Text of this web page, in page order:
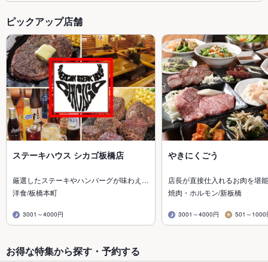
ピックアップ店舗
ステーキハウス シカゴ板橋店
厳選したステーキやハンバーグが味わえ…
洋食/板橋本町
3001～4000円
やきにくごう
店長が直接仕入れるお肉を堪
焼肉・ホルモン/新板橋
3001～4000円 501～1000
お得な特集から探す・予約する